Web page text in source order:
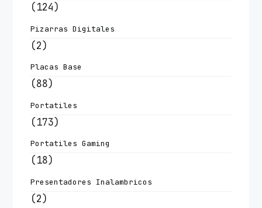
(124)
Pizarras Digitales
(2)
Placas Base
(88)
Portatiles
(173)
Portatiles Gaming
(18)
Presentadores Inalambricos
(2)